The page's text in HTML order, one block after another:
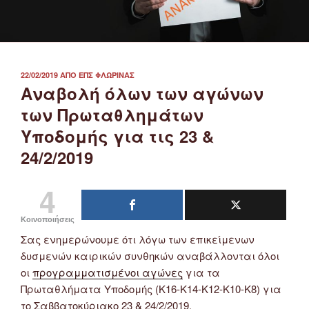
ΔΗΜΟΣΙΕΎΤΗΚΕ
ΣΤΙΣ
22/02/2019 ΑΠΌ ΕΠΣ ΦΛΏΡΙΝΑΣ
Αναβολή όλων των αγώνων
των Πρωταθλημάτων
Υποδομής για τις 23 &
24/2/2019
4
Κοινοποιήσεις
Σας ενημερώνουμε ότι λόγω των επικείμενων
δυσμενών καιρικών συνθηκών αναβάλλονται όλοι
οιπρογραμματισμένοι αγώνες για τα
Πρωταθλήματα Υποδομής (Κ16-Κ14-Κ12-Κ10-Κ8) για
το Σαββατοκύριακο 23 & 24/2/2019.